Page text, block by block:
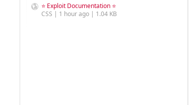
⭐ Exploit Documentation ⭐
CSS | 1 hour ago | 1.04 KB